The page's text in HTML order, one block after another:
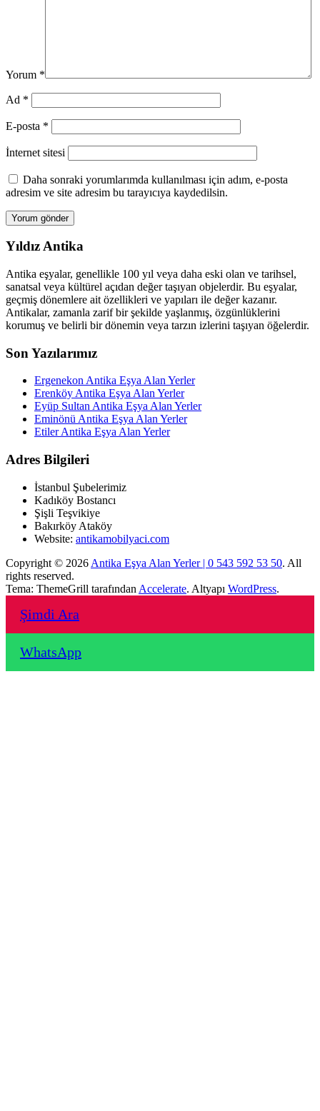
Yorum *
Ad *
E-posta *
İnternet sitesi
Daha sonraki yorumlarımda kullanılması için adım, e-posta
adresim ve site adresim bu tarayıcıya kaydedilsin.
Yıldız Antika
Antika eşyalar, genellikle 100 yıl veya daha eski olan ve tarihsel,
sanatsal veya kültürel açıdan değer taşıyan objelerdir. Bu eşyalar,
geçmiş dönemlere ait özellikleri ve yapıları ile değer kazanır.
Antikalar, zamanla zarif bir şekilde yaşlanmış, özgünlüklerini
korumuş ve belirli bir dönemin veya tarzın izlerini taşıyan öğelerdir.
Son Yazılarımız
Ergenekon Antika Eşya Alan Yerler
Erenköy Antika Eşya Alan Yerler
Eyüp Sultan Antika Eşya Alan Yerler
Eminönü Antika Eşya Alan Yerler
Etiler Antika Eşya Alan Yerler
Adres Bilgileri
İstanbul Şubelerimiz
Kadıköy Bostancı
Şişli Teşvikiye
Bakırköy Ataköy
Website: antikamobilyaci.com
Copyright © 2026 Antika Eşya Alan Yerler | 0 543 592 53 50. All
rights reserved.
Tema: ThemeGrill tarafından Accelerate. Altyapı WordPress.
Şimdi Ara
WhatsApp